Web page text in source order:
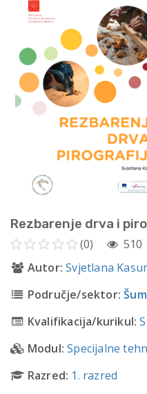
Rezbarenje drva i
(0) 510
Autor: Svjetlana
Područje/sektor:
Kvalifikacija/kurikul:
Modul: Specijalne
Razred: 1. razred